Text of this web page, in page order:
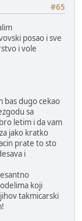
#65
posao i sve
i vole
bas dugo cekao
sa
letim i da vam
jako kratko
prate to sto
i
koji
takmicarski